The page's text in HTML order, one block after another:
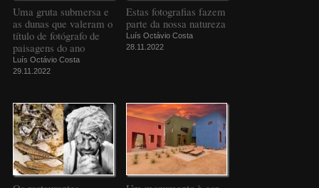
Uma gruta submersa e
as dunas que valeram o
título de fotógrafo de
paisagens do ano
Luís Octávio Costa
29.11.2022
Estas fotografias fazem
parte da nossa natureza
Luís Octávio Costa
28.11.2022